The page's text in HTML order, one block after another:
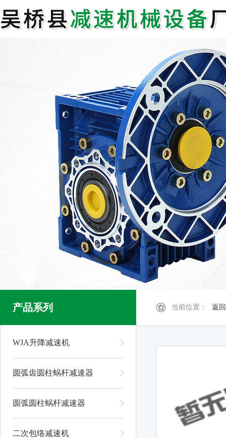
当前位置： 返
产品系列
WJA升降减速机
圆弧齿圆柱蜗杆减速器
圆弧圆柱蜗杆减速器
二次包络减速机